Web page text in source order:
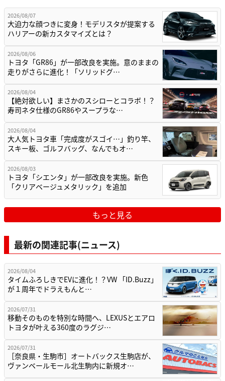
2026/08/07
大迫力な顔つきに変身！モデリスタが提案する
ハリアーの新カスタマイズとは？
2026/08/06
トヨタ「GR86」が一部改良を実施。意のままの
走りがさらに進化！「ソリッドグ…
2026/08/04
【絶対欲しい】まさかのスシローとコラボ！？
寿司ネタ仕様のGR86やスープラな…
2026/08/04
大人気トヨタ車「完成度がスゴイ…」釣り竿、
スキー板、ゴルフバッグ、なんでもオ…
2026/08/03
トヨタ「シエンタ」が一部改良を実施。新色
「クリアベージュメタリック」を追加
もっと見る
最新の関連記事(ニュース)
2026/08/04
タイムふろしきでEVに進化！？VW 「ID.Buzz」
が１周年でドラえもんと…
2026/07/31
移動そのものを特別な時間へ、LEXUSとエアロ
トヨタが叶える360度のラグジ…
2026/07/31
［奈良県・生駒市］オートバックス生駒店が、
ヴァンベールモール北生駒内に新規オ…